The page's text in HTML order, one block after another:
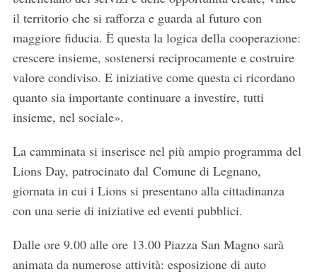
il territorio che si rafforza e guarda al futuro con
maggiore fiducia. È questa la logica della cooperazione:
crescere insieme, sostenersi reciprocamente e costruire
valore condiviso. E iniziative come questa ci ricordano
quanto sia importante continuare a investire, tutti
insieme, nel sociale».
La camminata si inserisce nel più ampio programma del
Lions Day, patrocinato dal Comune di Legnano,
giornata in cui i Lions si presentano alla cittadinanza
con una serie di iniziative ed eventi pubblici.
Dalle ore 9.00 alle ore 13.00 Piazza San Magno sarà
animata da numerose attività: esposizione di auto